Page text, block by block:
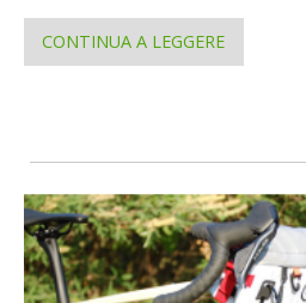
CONTINUA A LEGGERE